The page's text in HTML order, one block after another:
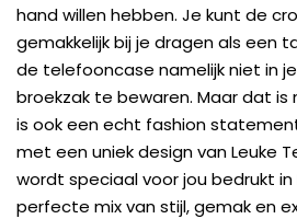
hand willen hebben. Je kunt de
gemakkelijk bij je dragen als een
de telefooncase namelijk niet in
broekzak te bewaren. Maar dat is
is ook een echt fashion
met een uniek design van Leuke
wordt speciaal voor jou bedrukt in
perfecte mix van stijl, gemak en